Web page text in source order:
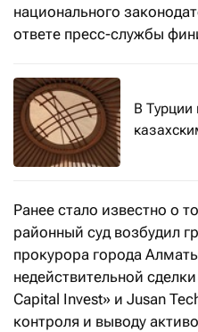
национального
ответе пресс-службы
В
Ранее стало известно о
районный суд возбудил
прокурора города
недействительной
Capital Invest» и Jusan
контроля и выводу